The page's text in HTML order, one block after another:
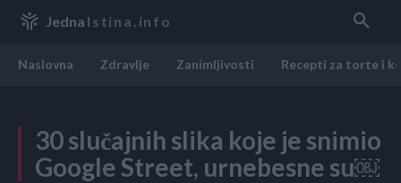
Jedna Istina.info
Naslovna Zdravlje Zanimljivosti Recepti za torte i
30 slučajnih slika koje je snimio
Google Street, urnebesne su￼